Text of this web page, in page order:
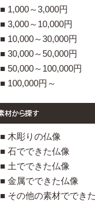
■ 1,000～3,000円
■ 3,000～10,000円
■ 10,000～30,000円
■ 30,000～50,000円
■ 50,000～100,000円
■ 100,000円～
■ 木彫りの仏像
■ 石でできた仏像
■ 土でできた仏像
■ 金属でできた仏像
■ その他の素材ででき